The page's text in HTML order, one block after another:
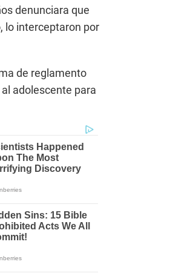
denunciara que
lo interceptaron por
de reglamento
adolescente para